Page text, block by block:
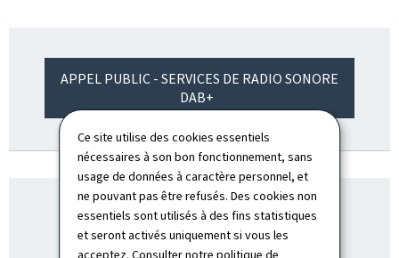
Ce site utilise des cookies essentiels
nécessaires à son bon fonctionnement, sans
usage de données à caractère personnel, et
ne pouvant pas être refusés. Des cookies non
essentiels sont utilisés à des fins statistiques
et seront activés uniquement si vous les
acceptez. Consulter notrepolitique de
APPEL PUBLIC - SERVICES DE RADIO SONORE
DAB+